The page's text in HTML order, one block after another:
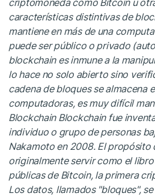
características distintivas de
mantiene en más de una
puede ser público o privado
blockchain es inmune a la
lo hace no solo abierto sino
cadena de bloques se almacena
computadoras, es muy difícil
Blockchain Blockchain fue
individuo o grupo de personas
Nakamoto en 2008. El propósito
originalmente servir como el
públicas de Bitcoin, la primera
Los datos, llamados "bloques",